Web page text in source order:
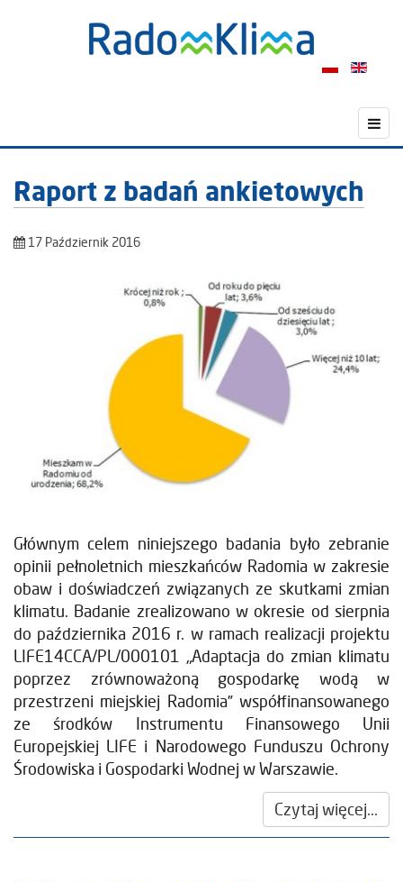
Raport z badań ankietowych
17 Październik 2016
Głównym celem niniejszego badania było zebranie
opinii pełnoletnich mieszkańców Radomia w zakresie
obaw i doświadczeń związanych ze skutkami zmian
klimatu. Badanie zrealizowano w okresie od sierpnia
do października 2016 r. w ramach realizacji projektu
LIFE14CCA/PL/000101 „Adaptacja do zmian klimatu
poprzez zrównoważoną gospodarkę wodą w
przestrzeni miejskiej Radomia” współfinansowanego
ze środków Instrumentu Finansowego Unii
Europejskiej LIFE i Narodowego Funduszu Ochrony
Środowiska i Gospodarki Wodnej w Warszawie.
Czytaj więcej...